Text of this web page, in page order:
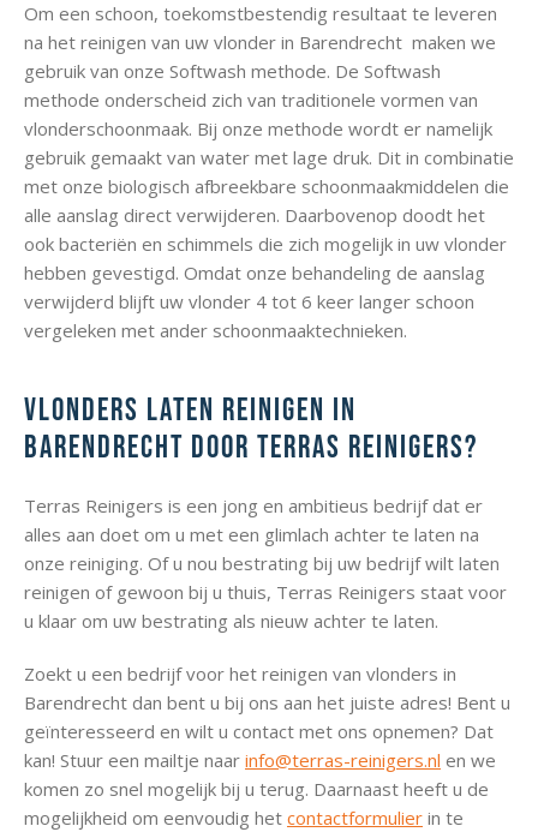
Om een schoon, toekomstbestendig resultaat te leveren
na het reinigen van uw vlonder in Barendrecht maken we
gebruik van onze Softwash methode. De Softwash
methode onderscheid zich van traditionele vormen van
vlonderschoonmaak. Bij onze methode wordt er namelijk
gebruik gemaakt van water met lage druk. Dit in combinatie
met onze biologisch afbreekbare schoonmaakmiddelen die
alle aanslag direct verwijderen. Daarbovenop doodt het
ook bacteriën en schimmels die zich mogelijk in uw vlonder
hebben gevestigd. Omdat onze behandeling de aanslag
verwijderd blijft uw vlonder 4 tot 6 keer langer schoon
vergeleken met ander schoonmaaktechnieken.
Vlonders laten reinigen in
Barendrecht door Terras Reinigers?
Terras Reinigers is een jong en ambitieus bedrijf dat er
alles aan doet om u met een glimlach achter te laten na
onze reiniging. Of u nou bestrating bij uw bedrijf wilt laten
reinigen of gewoon bij u thuis, Terras Reinigers staat voor
u klaar om uw bestrating als nieuw achter te laten.
Zoekt u een bedrijf voor het reinigen van vlonders in
Barendrecht dan bent u bij ons aan het juiste adres! Bent u
geïnteresseerd en wilt u contact met ons opnemen? Dat
kan! Stuur een mailtje naar info@terras-reinigers.nl en we
komen zo snel mogelijk bij u terug. Daarnaast heeft u de
mogelijkheid om eenvoudig het contactformulier in te